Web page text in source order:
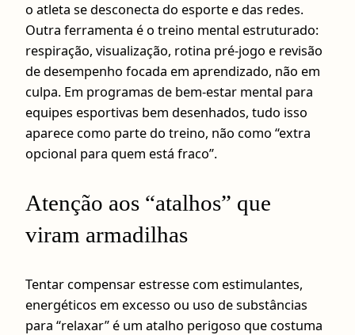
o atleta se desconecta do esporte e das redes.
Outra ferramenta é o treino mental estruturado:
respiração, visualização, rotina pré-jogo e revisão
de desempenho focada em aprendizado, não em
culpa. Em programas de bem-estar mental para
equipes esportivas bem desenhados, tudo isso
aparece como parte do treino, não como “extra
opcional para quem está fraco”.
Atenção aos “atalhos” que
viram armadilhas
Tentar compensar estresse com estimulantes,
energéticos em excesso ou uso de substâncias
para “relaxar” é um atalho perigoso que costuma